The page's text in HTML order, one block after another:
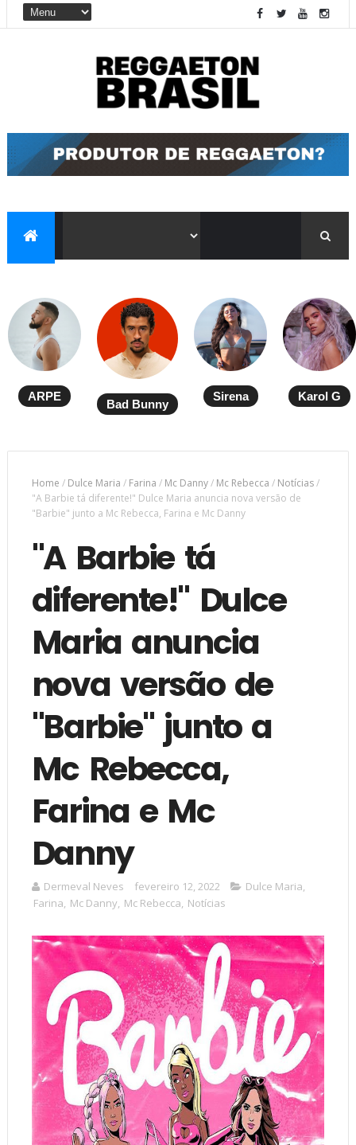
ARPE
Bad Bunny
Sirena Karol G
Home / Dulce Maria / Farina / Mc Danny/ Mc Rebecca / Notícias/
"A Barbie tá diferente!" Dulce Maria anuncia nova versão de
"Barbie" junto a Mc Rebecca, Farina e Mc Danny
"A Barbie tá
diferente!" Dulce
Maria anuncia
nova versão de
"Barbie" junto a
Mc Rebecca,
Farina e Mc
Danny
Dermeval Neves fevereiro 12, 2022 Dulce Maria,
Farina, Mc Danny, Mc Rebecca, Notícias